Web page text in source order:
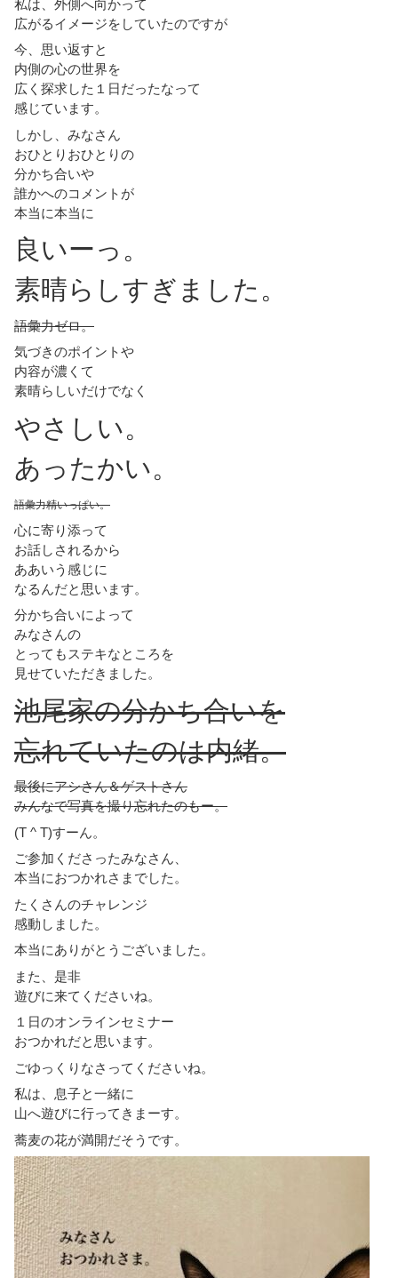
私は、外側へ向かって
広がるイメージをしていたのですが
今、思い返すと
内側の心の世界を
広く探求した１日だったなって
感じています。
しかし、みなさん
おひとりおひとりの
分かち合いや
誰かへのコメントが
本当に本当に
良いーっ。
素晴らしすぎました。
語彙力ゼロ。
気づきのポイントや
内容が濃くて
素晴らしいだけでなく
やさしい。
あったかい。
語彙力精いっぱい。
心に寄り添って
お話しされるから
ああいう感じに
なるんだと思います。
分かち合いによって
みなさんの
とってもステキなところを
見せていただきました。
池尾家の分かち合いを
忘れていたのは内緒。
最後にアシさん＆ゲストさん
みんなで写真を撮り忘れたのもー。
(T ^ T)すーん。
ご参加くださったみなさん、
本当におつかれさまでした。
たくさんのチャレンジ
感動しました。
本当にありがとうございました。
また、是非
遊びに来てくださいね。
１日のオンラインセミナー
おつかれだと思います。
ごゆっくりなさってくださいね。
私は、息子と一緒に
山へ遊びに行ってきまーす。
蕎麦の花が満開だそうです。